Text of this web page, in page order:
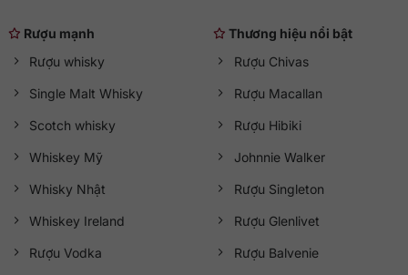
Rượu mạnh
Rượu whisky
Single Malt Whisky
Scotch whisky
Whiskey Mỹ
Whisky Nhật
Whiskey Ireland
Rượu Vodka
Thương hiệu nổi bật
Rượu Chivas
Rượu Macallan
Rượu Hibiki
Johnnie Walker
Rượu Singleton
Rượu Glenlivet
Rượu Balvenie